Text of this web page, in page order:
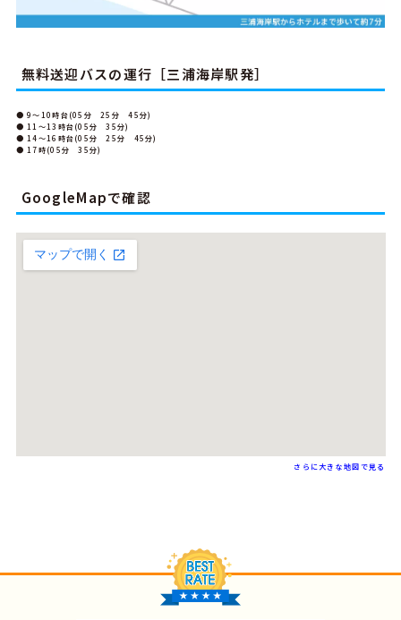
無料送迎バスの運行［三浦海岸駅発］
● 9～10時台(05分 25分 45分)
● 11～13時台(05分 35分)
● 14～16時台(05分 25分 45分)
● 17時(05分 35分)
GoogleMapで確認
さらに大きな地図で見る